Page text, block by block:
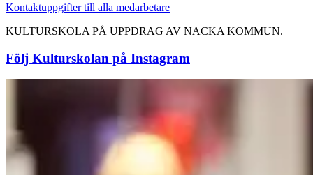
Kontaktuppgifter till alla medarbetare
KULTURSKOLA PÅ UPPDRAG AV NACKA KOMMUN.
Följ Kulturskolan på Instagram